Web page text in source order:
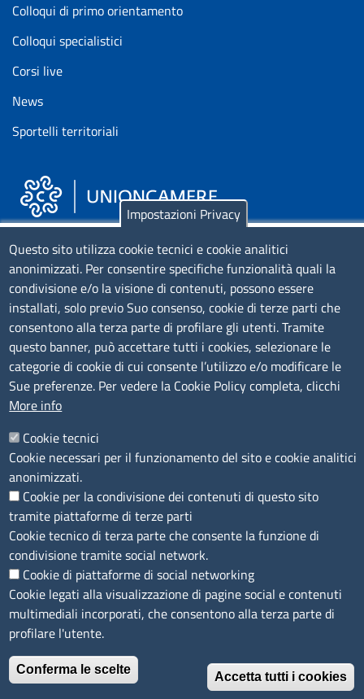
Colloqui di primo orientamento
Colloqui specialistici
Corsi live
News
Sportelli territoriali
Piazza Sallustio, 21 - 00187 Roma
EMAIL: info.sni@unioncamere.it
C.F.: 01484460587
P.Iva: 01000211001
SERVIZIO REALIZZATO DA
SEGUICI SU
MENÙ PRIVACY
Note legali Privacy e cookie policy Accesso riservato
© 2023 SNI Servizio Nuove Imprese
Impostazioni Privacy
Questo sito utilizza cookie tecnici e cookie analitici
anonimizzati. Per consentire specifiche funzionalità quali la
condivisione e/o la visione di contenuti, possono essere
installati, solo previo Suo consenso, cookie di terze parti che
consentono alla terza parte di profilare gli utenti. Tramite
questo banner, può accettare tutti i cookies, selezionare le
categorie di cookie di cui consente l’utilizzo e/o modificare le
Sue preferenze. Per vedere la Cookie Policy completa, clicchi
More info
Cookie tecnici
Cookie necessari per il funzionamento del sito e cookie analitici
anonimizzati.
Cookie per la condivisione dei contenuti di questo sito
tramite piattaforme di terze parti
Cookie tecnico di terza parte che consente la funzione di
condivisione tramite social network.
Cookie di piattaforme di social networking
Cookie legati alla visualizzazione di pagine social e contenuti
multimediali incorporati, che consentono alla terza parte di
profilare l'utente.
Conferma le scelte
Accetta tutti i cookies